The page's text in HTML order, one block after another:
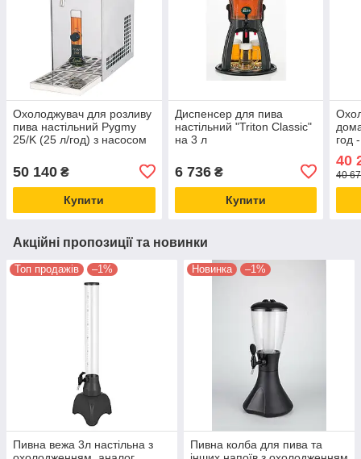
Охолоджувач для розливу
пива настільний Pygmy
25/K (25 л/год) з насосом
краном Lindr Чехія
50 140 ₴
Купити
Диспенсер для пива
настільний "Triton Classic"
на 3 л
6 736₴
Купити
год
40
40
Акційні пропозиції та новинки
Топ продажів –1%
Пивна вежа 3л настільна з
Новинка –1%
Пивна колба для пива та